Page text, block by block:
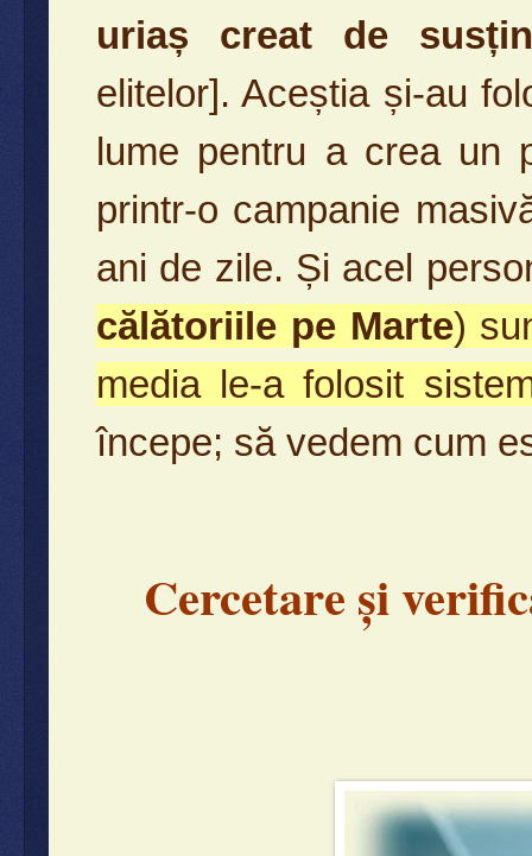
uriaș creat de
elitelor]. Aceștia și-au
lume pentru a crea un
printr-o campanie
ani de zile. Și acel
călătoriile pe Marte)
media le-a folosit
începe; să vedem cum
Cercetare și